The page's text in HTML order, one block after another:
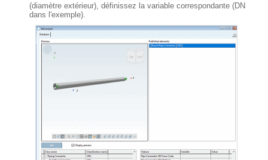
(diamètre extérieur), définissez la variable correspondante (DN
dans l'exemple).